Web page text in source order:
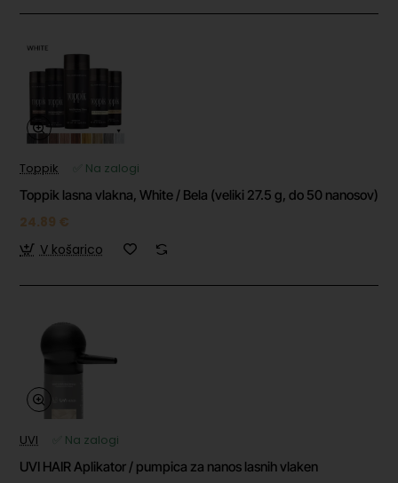
Toppik
✅ Na zalogi
Toppik lasna vlakna, White / Bela (veliki 27.5 g, do 50 nanosov)
24.89 €
V košarico
UVI
✅ Na zalogi
UVI HAIR Aplikator / pumpica za nanos lasnih vlaken